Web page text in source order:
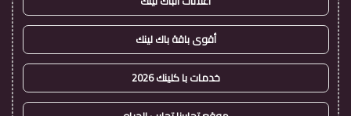
أقوى باقة باك لينك
خدمات با كلينك 2026